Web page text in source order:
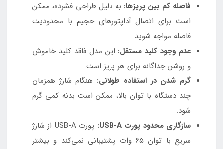
فاصله کم بین پریزها: به دلیل طراحی فشرده، ممکن
است برای اتصال آداپتورهای حجیم با محدودیت
فاصله مواجه شوید.
عدم وجود کلید مستقل: این مدل فاقد کلید خاموش
و روشن جداگانه برای هر پریز است.
گرم شدن در استفاده طولانی: هنگام شارژ همزمان
چند دستگاه با توان بالا، ممکن است بدنه کمی گرم
شود.
سازگاری محدود پورت USB-A:
پورت USB-A از شارژ
سریع با توان ۶۵ وات پشتیبانی نمی‌کند و بیشتر